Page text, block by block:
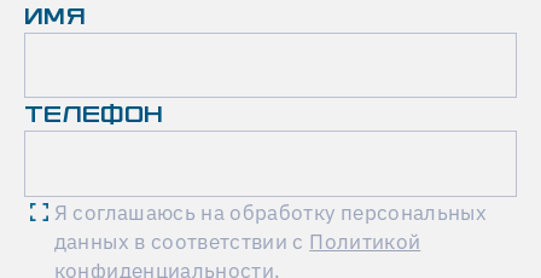
ИМЯ
ТЕЛЕФОН
Я соглашаюсь на обработку персональных
данных в соответствии с Политикой
конфиденциальности.